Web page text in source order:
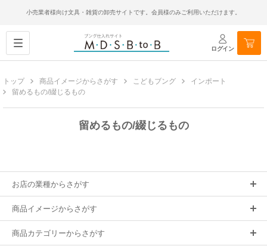
小売業者様向け文具・雑貨の卸売サイトです。会員様のみご利用いただけます。
ログイン
トップ 商品イメージからさがす こどもブング
インポート
留めるもの/綴じるもの
留めるもの/綴じるもの
お店の業種からさがす
商品イメージからさがす
商品カテゴリーからさがす